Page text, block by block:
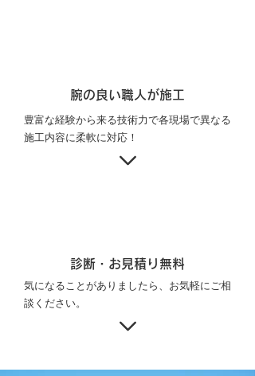
腕の良い職人が施工
豊富な経験から来る技術力で各現場で異なる
施工内容に柔軟に対応！
診断・お見積り無料
気になることがありましたら、お気軽にご相
談ください。